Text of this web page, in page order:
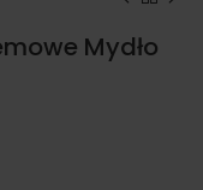
Mydło